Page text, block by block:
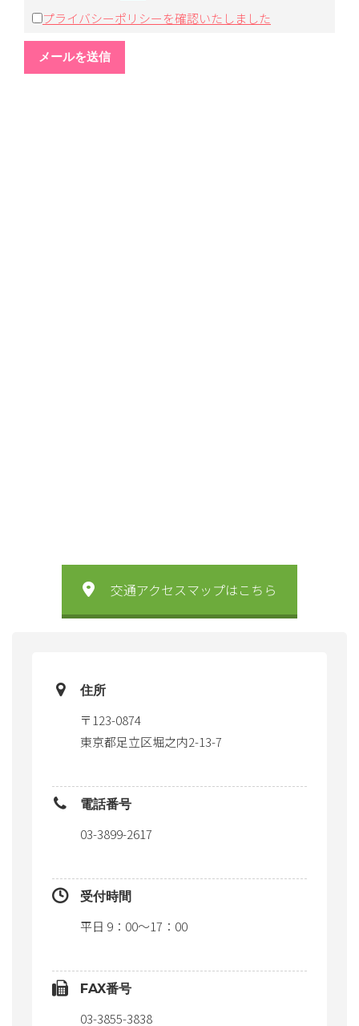
プライバシーポリシーを確認いたしました
交通アクセスマップはこちら
住所
〒123-0874
東京都足立区堀之内2-13-7
電話番号
03-3899-2617
受付時間
平日 9：00～17：00
FAX番号
03-3855-3838